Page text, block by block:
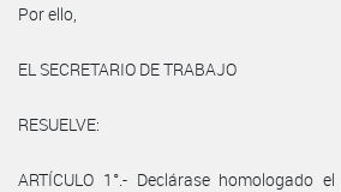
Por ello,
EL SECRETARIO DE TRABAJO
RESUELVE:
ARTÍCULO 1°.- Declárase homologado